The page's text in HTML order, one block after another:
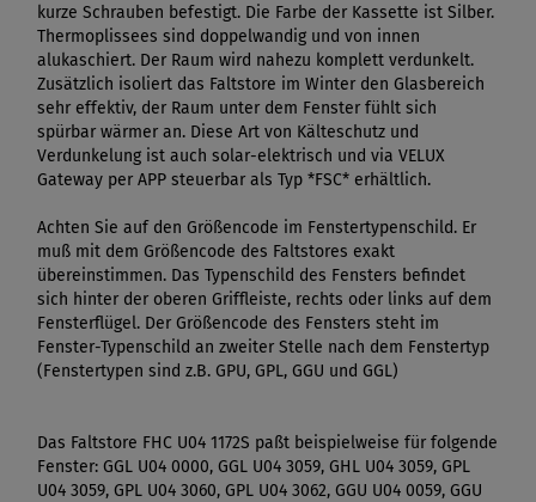
kurze Schrauben befestigt. Die Farbe der Kassette ist Silber.
Thermoplissees sind doppelwandig und von innen
alukaschiert. Der Raum wird nahezu komplett verdunkelt.
Zusätzlich isoliert das Faltstore im Winter den Glasbereich
sehr effektiv, der Raum unter dem Fenster fühlt sich
spürbar wärmer an. Diese Art von Kälteschutz und
Verdunkelung ist auch solar-elektrisch und via VELUX
Gateway per APP steuerbar als Typ *FSC* erhältlich.
Achten Sie auf den Größencode im Fenstertypenschild. Er
muß mit dem Größencode des Faltstores exakt
übereinstimmen. Das Typenschild des Fensters befindet
sich hinter der oberen Griffleiste, rechts oder links auf dem
Fensterflügel. Der Größencode des Fensters steht im
Fenster-Typenschild an zweiter Stelle nach dem Fenstertyp
(Fenstertypen sind z.B. GPU, GPL, GGU und GGL)
Das Faltstore FHC U04 1172S paßt beispielweise für folgende
Fenster: GGL U04 0000, GGL U04 3059, GHL U04 3059, GPL
U04 3059, GPL U04 3060, GPL U04 3062, GGU U04 0059, GGU